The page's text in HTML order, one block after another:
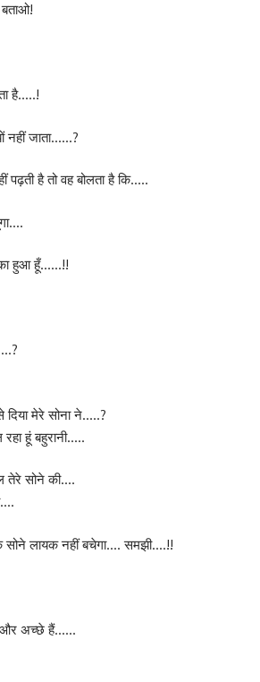
बताओ!
है…..!
नहीं जाता……?
है तो वह बोलता है कि…..
हुआ हूँ……!!
दिया मेरे सोना ने…..?
हूं बहुरानी…..
तेरे सोने की….
सोने लायक नहीं बचेगा…. समझी….!!
और अच्छे हैं……